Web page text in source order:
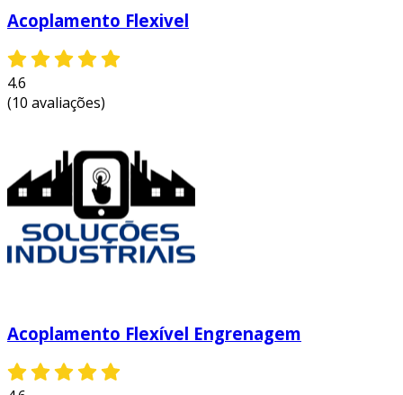
Acoplamento Flexivel
4.6
(10 avaliações)
Acoplamento Flexível Engrenagem